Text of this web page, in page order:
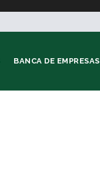
BANCA DE EMPRESAS